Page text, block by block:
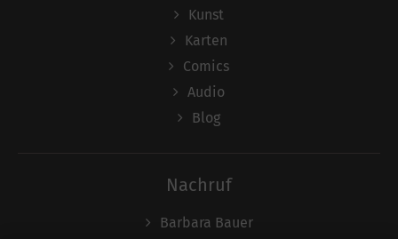
Kunst
Karten
Comics
Audio
Blog
Nachruf
Barbara Bauer